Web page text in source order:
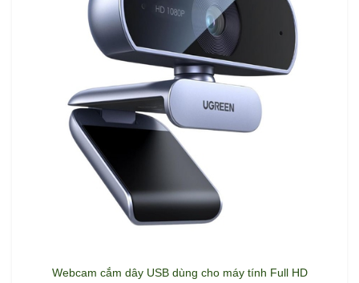
Webcam cắm dây USB dùng cho máy tính Full HD